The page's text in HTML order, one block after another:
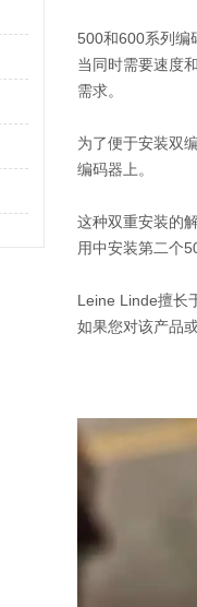
500和600系列编
当同时需要速度
需求。
为了便于安装双
编码器上。
这种双重安装的
用中安装第二个
Leine Linde擅长
如果您对该产品